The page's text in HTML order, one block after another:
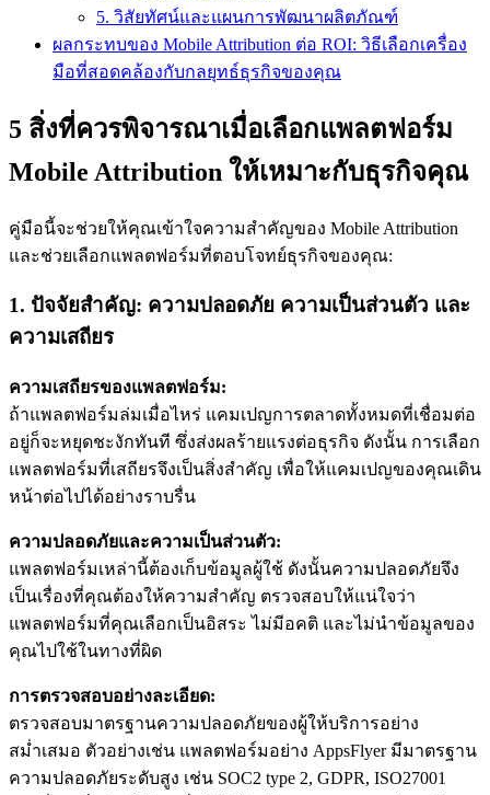
5. วิสัยทัศน์และแผนการพัฒนาผลิตภัณฑ์
ผลกระทบของ Mobile Attribution ต่อ ROI: วิธีเลือกเครื่อง
มือที่สอดคล้องกับกลยุทธ์ธุรกิจของคุณ
5 สิ่งที่ควรพิจารณาเมื่อเลือกแพลตฟอร์ม
Mobile Attribution ให้เหมาะกับธุรกิจคุณ
คู่มือนี้จะช่วยให้คุณเข้าใจความสำคัญของ Mobile Attribution
และช่วยเลือกแพลตฟอร์มที่ตอบโจทย์ธุรกิจของคุณ:
1. ปัจจัยสำคัญ: ความปลอดภัย ความเป็นส่วนตัว และ
ความเสถียร
ความเสถียรของแพลตฟอร์ม:
ถ้าแพลตฟอร์มล่มเมื่อไหร่ แคมเปญการตลาดทั้งหมดที่เชื่อมต่อ
อยู่ก็จะหยุดชะงักทันที ซึ่งส่งผลร้ายแรงต่อธุรกิจ ดังนั้น การเลือก
แพลตฟอร์มที่เสถียรจึงเป็นสิ่งสำคัญ เพื่อให้แคมเปญของคุณเดิน
หน้าต่อไปได้อย่างราบรื่น
ความปลอดภัยและความเป็นส่วนตัว:
แพลตฟอร์มเหล่านี้ต้องเก็บข้อมูลผู้ใช้ ดังนั้นความปลอดภัยจึง
เป็นเรื่องที่คุณต้องให้ความสำคัญ ตรวจสอบให้แน่ใจว่า
แพลตฟอร์มที่คุณเลือกเป็นอิสระ ไม่มีอคติ และไม่นำข้อมูลของ
คุณไปใช้ในทางที่ผิด
การตรวจสอบอย่างละเอียด:
ตรวจสอบมาตรฐานความปลอดภัยของผู้ให้บริการอย่าง
สม่ำเสมอ ตัวอย่างเช่น แพลตฟอร์มอย่าง AppsFlyer มีมาตรฐาน
ความปลอดภัยระดับสูง เช่น SOC2 type 2, GDPR, ISO27001